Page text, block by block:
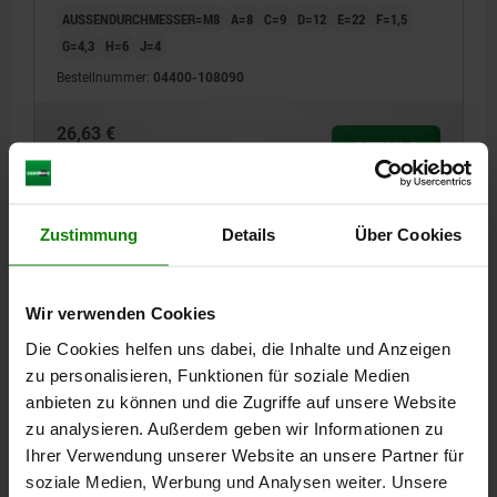
Zustimmung Details Über Cookies
Wir verwenden Cookies
Die Cookies helfen uns dabei, die Inhalte und Anzeigen
zu personalisieren, Funktionen für soziale Medien
anbieten zu können und die Zugriffe auf unsere Website
zu analysieren. Außerdem geben wir Informationen zu
Ihrer Verwendung unserer Website an unsere Partner für
soziale Medien, Werbung und Analysen weiter. Unsere
AUSSENDURCHMESSER=M8 A=8 C=9 D=12 E=22
F=1,5
G=4,3
H=6 J=4
Bestellnummer: 04400-108090
26,63 €
DETAILS
04400
SPANNSCHRAUBE, B=M10, C=11,
VERGÜTUNGSSTAHL
AUSSENDURCHMESSER=M10 A=8 C=11 D=12 E=22
F=1,5